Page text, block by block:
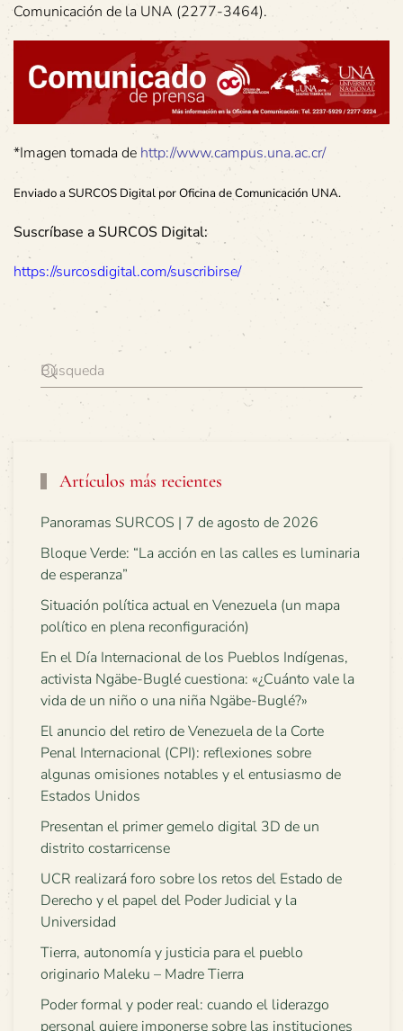
Comunicación de la UNA (2277-3464).
*Imagen tomada de http://www.campus.una.ac.cr/
Enviado a SURCOS Digital por Oficina de Comunicación UNA.
Suscríbase a SURCOS Digital:
https://surcosdigital.com/suscribirse/
Artículos más recientes
Panoramas SURCOS | 7 de agosto de 2026
Bloque Verde: “La acción en las calles es luminaria
de esperanza”
Situación política actual en Venezuela (un mapa
político en plena reconfiguración)
En el Día Internacional de los Pueblos Indígenas,
activista Ngäbe-Buglé cuestiona: «¿Cuánto vale la
vida de un niño o una niña Ngäbe-Buglé?»
El anuncio del retiro de Venezuela de la Corte
Penal Internacional (CPI): reflexiones sobre
algunas omisiones notables y el entusiasmo de
Estados Unidos
Presentan el primer gemelo digital 3D de un
distrito costarricense
UCR realizará foro sobre los retos del Estado de
Derecho y el papel del Poder Judicial y la
Universidad
Tierra, autonomía y justicia para el pueblo
originario Maleku – Madre Tierra
Poder formal y poder real: cuando el liderazgo
personal quiere imponerse sobre las instituciones